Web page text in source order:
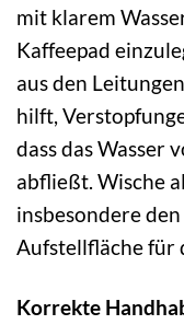
mit klarem
Kaffeepad
aus den
hilft,
dass das Wasser
abfließt. Wische
insbesondere
Aufstellfläche für
Korrekte